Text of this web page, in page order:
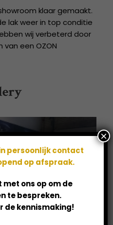
klaar gemaakt.
lak weer in top conditie
wij verbeterd door
een OZON
persoonlijk contact
op afspraak.
ons op om de
te bespreken.
de kennismaking!
×